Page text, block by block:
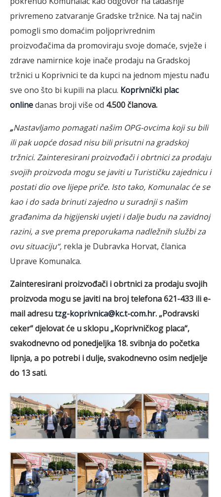
privremeno zatvaranje Gradske tržnice. Na taj način
pomogli smo domaćim poljoprivrednim
proizvođačima da promoviraju svoje domaće, svježe i
zdrave namirnice koje inače prodaju na Gradskoj
tržnici u Koprivnici te da kupci na jednom mjestu nađu
sve ono što bi kupili na placu. Koprivnički plac
onlinedanas broji više od 4.500 članova.
„Nastavljamo pomagati našim OPG-ovcima koji su bili
ili pak uopće dosad nisu bili prisutni na gradskoj
tržnici. Zainteresirani proizvođači i obrtnici za prodaju
svojih proizvoda mogu se javiti u Turističku zajednicu i
postati dio ove lijepe priče. Isto tako, Komunalac će se
kao i do sada brinuti zajedno u suradnji s našim
građanima da higijenski uvjeti i dalje budu na zavidnoj
razini, a sve prema preporukama nadležnih službi za
ovu situaciju“, rekla je Dubravka Horvat, članica
Uprave Komunalca.
Zainteresirani proizvođači i obrtnici za prodaju svojih
proizvoda mogu se javiti na broj telefona 621-433 ili e-
mail adresutzg-koprivnica@kc.t-com.hr. „Podravski
ceker“ djelovat će u sklopu „Koprivničkog placa“,
svakodnevno od ponedjeljka 18. svibnja do početka
lipnja, a po potrebi i dulje, svakodnevno osim nedjelje
do 13 sati.